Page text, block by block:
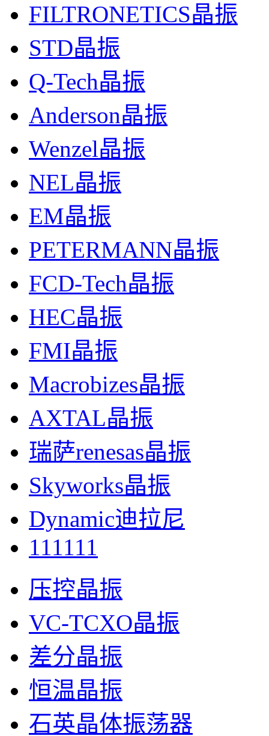
FILTRONETICS晶振
STD晶振
Q-Tech晶振
Anderson晶振
Wenzel晶振
NEL晶振
EM晶振
PETERMANN晶振
FCD-Tech晶振
HEC晶振
FMI晶振
Macrobizes晶振
AXTAL晶振
瑞萨renesas晶振
Skyworks晶振
Dynamic迪拉尼
111111
压控晶振
VC-TCXO晶振
差分晶振
恒温晶振
石英晶体振荡器